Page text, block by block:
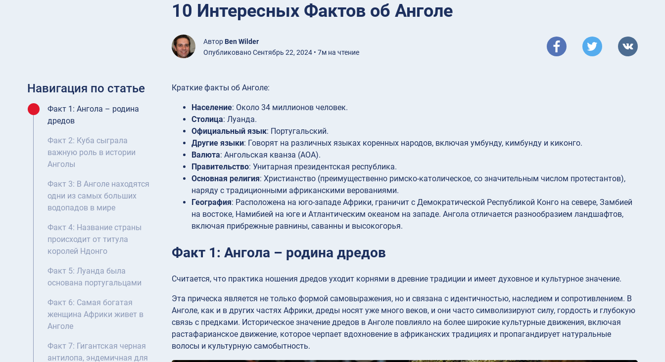
10 Интересных Фактов об Анголе
Автор Ben Wilder
Опубликовано Сентябрь 22, 2024 • 7м на чтение
Навигация по статье
Факт 1: Ангола – родина
дредов
Факт 2: Куба сыграла
важную роль в истории
Анголы
Факт 3: В Анголе находятся
одни из самых больших
водопадов в мире
Факт 4: Название страны
происходит от титула
королей Ндонго
Факт 5: Луанда была
основана португальцами
Факт 6: Самая богатая
женщина Африки живет в
Анголе
Факт 7: Гигантская черная
антилопа, эндемичная для
Краткие факты об Анголе:
Население: Около 34 миллионов человек.
Столица: Луанда.
Официальный язык: Португальский.
Другие языки: Говорят на различных языках коренных народов, включая умбунду, кимбунду и киконго.
Валюта: Ангольская кванза (AOA).
Правительство: Унитарная президентская республика.
Основная религия: Христианство (преимущественно римско-католическое, со значительным числом протестантов),
наряду с традиционными африканскими верованиями.
География: Расположена на юго-западе Африки, граничит с Демократической Республикой Конго на севере, Замбией
на востоке, Намибией на юге и Атлантическим океаном на западе. Ангола отличается разнообразием ландшафтов,
включая прибрежные равнины, саванны и высокогорья.
Факт 1: Ангола – родина дредов
Считается, что практика ношения дредов уходит корнями в древние традиции и имеет духовное и культурное значение.
Эта прическа является не только формой самовыражения, но и связана с идентичностью, наследием и сопротивлением. В
Анголе, как и в других частях Африки, дреды носят уже много веков, и они часто символизируют силу, гордость и глубокую
связь с предками. Историческое значение дредов в Анголе повлияло на более широкие культурные движения, включая
растафарианское движение, которое черпает вдохновение в африканских традициях и пропагандирует натуральные
волосы и культурную самобытность.